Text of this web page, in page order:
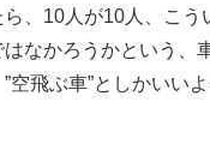
ら、10人が10人、こう
はなかろうかという、
空飛ぶ車”としかいい